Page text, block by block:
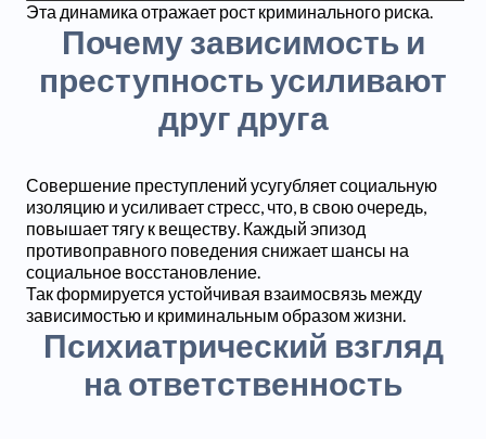
Эта динамика отражает рост криминального риска.
Почему зависимость и
преступность усиливают
друг друга
Совершение преступлений усугубляет социальную
изоляцию и усиливает стресс, что, в свою очередь,
повышает тягу к веществу. Каждый эпизод
противоправного поведения снижает шансы на
социальное восстановление.
Так формируется устойчивая взаимосвязь между
зависимостью и криминальным образом жизни.
Психиатрический взгляд
на ответственность